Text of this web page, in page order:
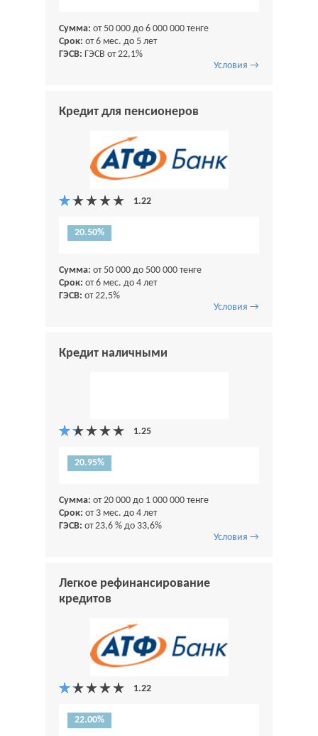
Сумма: от 50 000 до 6 000 000 тенге
Срок: от 6 мес. до 5 лет
ГЭСВ: ГЭСВ от 22,1%
Условия →
Кредит для пенсионеров
20.50%
Сумма: от 50 000 до 500 000 тенге
Срок: от 6 мес. до 4 лет
ГЭСВ: от 22,5%
Условия →
Кредит наличными
20.95%
Сумма: от 20 000 до 1 000 000 тенге
Срок: от 3 мес. до 4 лет
ГЭСВ: от 23,6 % до 33,6%
Условия →
Легкое рефинансирование
кредитов
22.00%